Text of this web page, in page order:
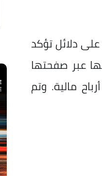
دلائل تؤكد
عبر صفحتها
مالية. وتم